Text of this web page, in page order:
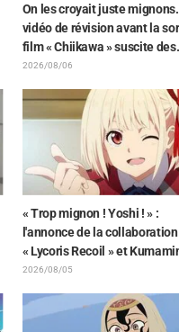
On les croyait juste
vidéo de révision avant la
film « Chiikawa » suscite des
réactions surprises face au
qu'imaginé », « Ça ne parle
travail »
2026/08/06
« Trop mignon ! Yoshi ! » :
l'annonce de la
« Lycoris Recoil » et
créateur du « Chat au travail »,
2026/08/05